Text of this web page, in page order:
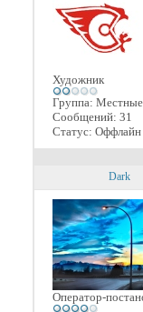
Художник
Группа: Местные
Сообщений: 31
Статус: Оффлайн
Dark
Оператор-